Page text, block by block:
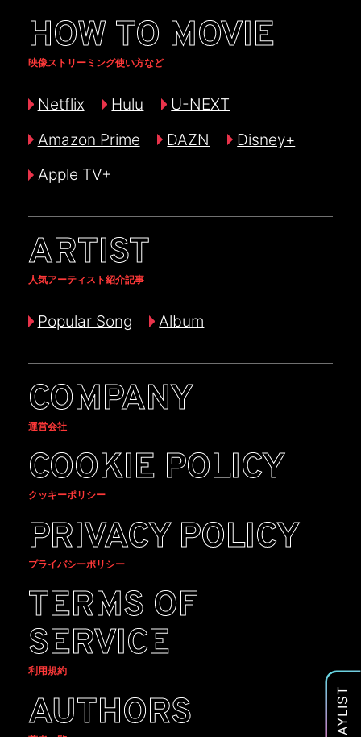
PLAYLIST
HOW TO MOVIE
映像ストリーミング使い方など
Netflix Hulu
U-NEXT
Amazon Prime
DAZN
Disney+
Apple TV+
ARTIST
人気アーティスト紹介記事
Popular Song Album
COMPANY
運営会社
COOKIE POLICY
クッキーポリシー
PRIVACY POLICY
プライバシーポリシー
TERMS OF
SERVICE
利用規約
AUTHORS